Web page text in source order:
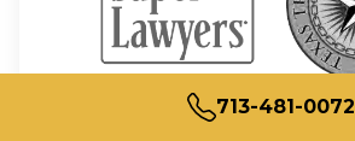
713-481-0072